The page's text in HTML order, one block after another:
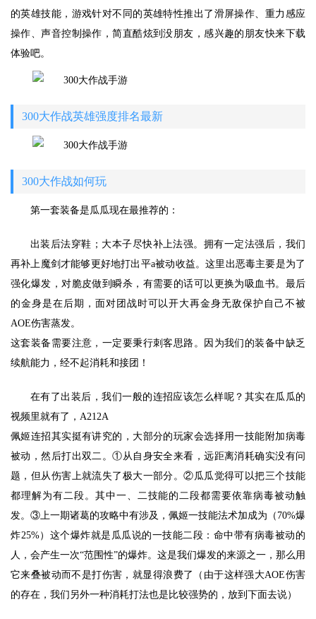
的英雄技能，游戏针对不同的英雄特性推出了滑屏操作、重力感应
操作、声音控制操作，简直酷炫到没朋友，感兴趣的朋友快来下载
体验吧。
300大作战英雄强度排名最新
300大作战如何玩
第一套装备是瓜瓜现在最推荐的：
出装后法穿鞋；大本子尽快补上法强。拥有一定法强后，我们
再补上魔剑才能够更好地打出平a被动收益。这里出恶毒主要是为了
强化爆发，对脆皮做到瞬杀，有需要的话可以更换为吸血书。最后
的金身是在后期，面对团战时可以开大再金身无敌保护自己不被
AOE伤害蒸发。
这套装备需要注意，一定要秉行刺客思路。因为我们的装备中缺乏
续航能力，经不起消耗和接团！
在有了出装后，我们一般的连招应该怎么样呢？其实在瓜瓜的
视频里就有了，A212A
佩姬连招其实挺有讲究的，大部分的玩家会选择用一技能附加病毒
被动，然后打出双二。①从自身安全来看，远距离消耗确实没有问
题，但从伤害上就流失了极大一部分。②瓜瓜觉得可以把三个技能
都理解为有二段。其中一、二技能的二段都需要依靠病毒被动触
发。③上一期诸葛的攻略中有涉及，佩姬一技能法术加成为（70%爆
炸25%）这个爆炸就是瓜瓜说的一技能二段：命中带有病毒被动的
人，会产生一次“范围性”的爆炸。这是我们爆发的来源之一，那么用
它来叠被动而不是打伤害，就显得浪费了（由于这样强大AOE伤害
的存在，我们另外一种消耗打法也是比较强势的，放到下面去说）